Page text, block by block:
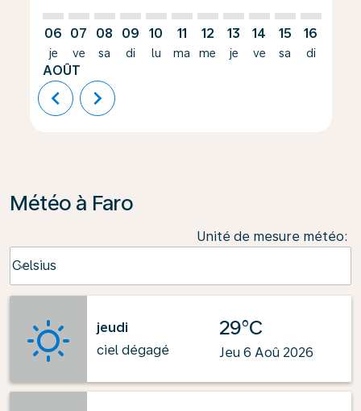
06
je
AOÛT
07
ve
08
sa
09
di
10
lu
11
ma
12
me
13
je
14
ve
15
sa
16
di
chevron_left chevron_right
Météo à Faro
Unité de mesure météo:
Celsius
keyboard_arrow_down
jeudi
ciel dégagé
29°C
Jeu 6 Aoû 2026